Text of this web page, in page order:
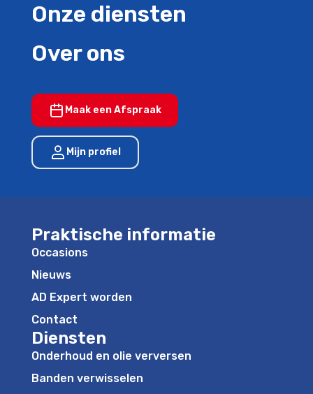
Onze diensten
Over ons
Maak een Afspraak
Mijn profiel
Praktische informatie
Occasions
Nieuws
AD Expert worden
Contact
Diensten
Onderhoud en olie verversen
Banden verwisselen